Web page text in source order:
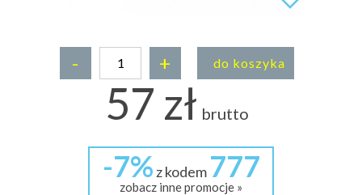
- + do koszyka
57 zł brutto
-7% z kodem 777
zobacz inne promocje »